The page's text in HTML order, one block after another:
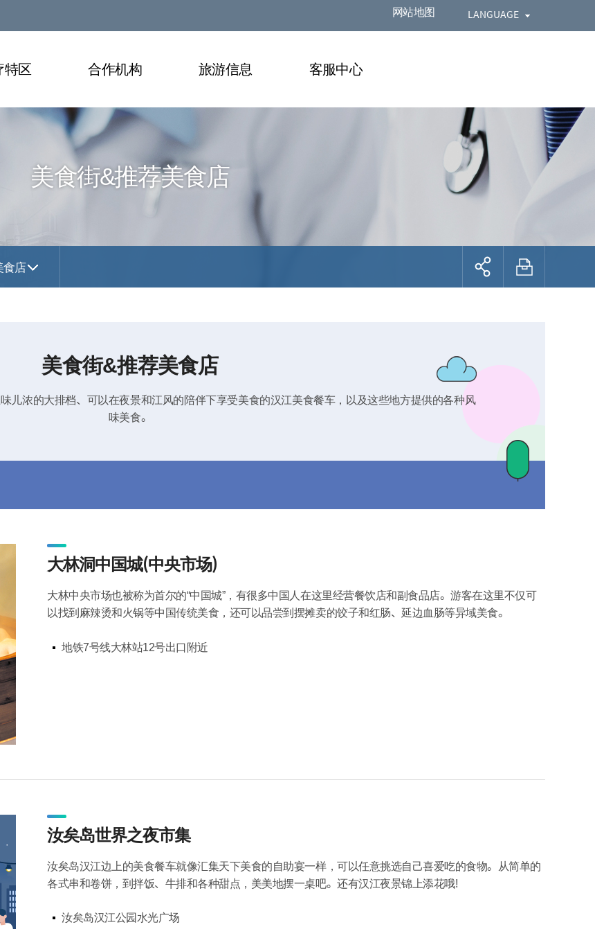
网站地图 LANGUAGE
特区 合作机构 旅游信息 客服中心
美食街&推荐美食店
食店
美食街&推荐美食店
儿浓的大排档、可以在夜景和江风的陪伴下享受美食的汉江美食餐车，以及这些地方提供的各种风
味美食。
大林洞中国城（中央市场）
大林中央市场也被称为首尔的“中国城”，有很多中国人在这里经营餐饮店和副食品店。游客在这里不仅可
以找到麻辣烫和火锅等中国传统美食，还可以品尝到摆摊卖的饺子和红肠、延边血肠等异域美食。
地铁7号线大林站12号出口附近
汝矣岛世界之夜市集
汝矣岛汉江边上的美食餐车就像汇集天下美食的自助宴一样，可以任意挑选自己喜爱吃的食物。从简单的
各式串和卷饼，到拌饭、牛排和各种甜点，美美地摆一桌吧。还有汉江夜景锦上添花哦!
汝矣岛汉江公园水光广场